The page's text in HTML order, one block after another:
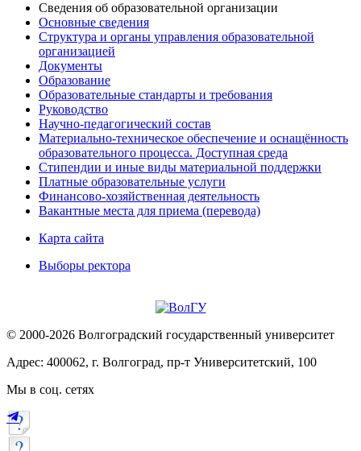
Сведения об образовательной организации
Основные сведения
Структура и органы управления образовательной
организацией
Документы
Образование
Образовательные стандарты и требования
Руководство
Научно-педагогический состав
Материально-техническое обеспечение и оснащённость
образовательного процесса. Доступная среда
Стипендии и иные виды материальной поддержки
Платные образовательные услуги
Финансово-хозяйственная деятельность
Вакантные места для приема (перевода)
Карта сайта
Выборы ректора
© 2000-2026 Волгоградский государственный университет
Адрес: 400062, г. Волгоград, пр-т Университетский, 100
Мы в соц. сетях